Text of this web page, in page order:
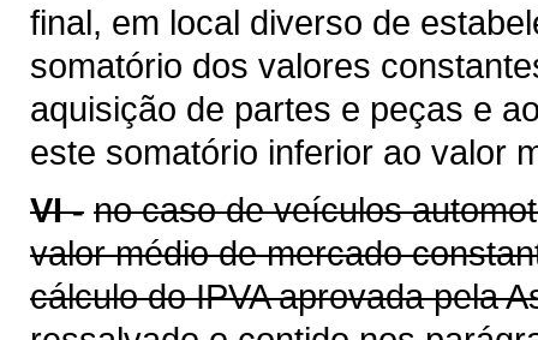
final, em local diverso de
somatório dos valores
aquisição de partes e peças e
este somatório inferior ao valor
VI - no caso de veículos
valor médio de mercado
cálculo do IPVA aprovada pela